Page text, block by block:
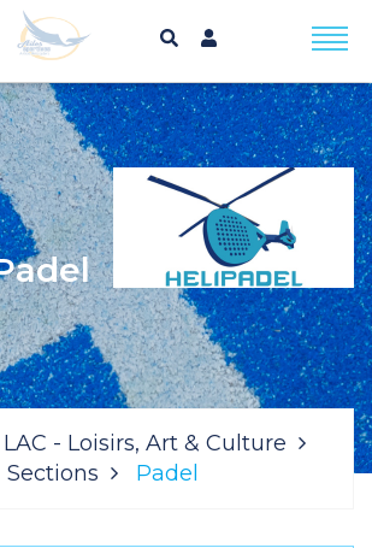
LAC - Loisirs, Art & Culture
Sections
Padel